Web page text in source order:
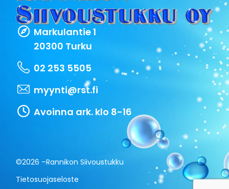
Markulantie 1
20300 Turku
02 253 5505
myynti@rst.fi
Avoinna ark. klo 8-16
©2026 –Rannikon Siivoustukku
Tietosuojaseloste